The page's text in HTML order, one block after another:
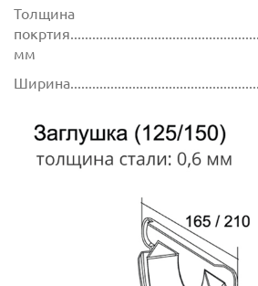
Толщина
мм